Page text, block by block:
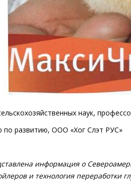
наук,
по развитию, ООО «Хог Слэт РУС»
информация о
и технология переработки